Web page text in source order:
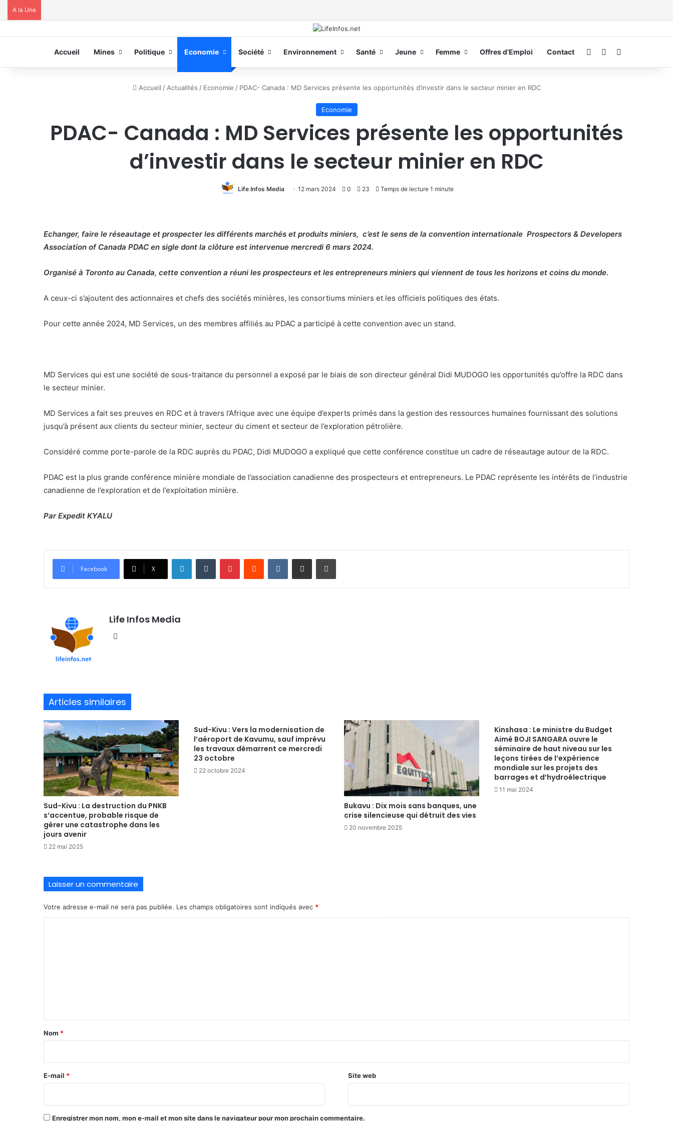
A la Une
Accueil Mines Politique Economie Société Environnement Santé Jeune Femme Offres d’Emploi Contact ConnexionSwitch skin
Accueil / Actualités / Economie / PDAC- Canada : MD Services présente les opportunités d’investir dans le secteur minier en RDC
Economie
PDAC- Canada : MD Services présente les opportunités
d’investir dans le secteur minier en RDC
Life Infos Media 12 mars 2024 0 23 Temps de lecture 1 minute
Echanger, faire le réseautage et prospecter les différents marchés et produits miniers, c’est le sens de la convention internationale Prospectors & Developers
Association of Canada PDAC en sigle dont la clôture est intervenue mercredi 6 mars 2024.
Organisé à Toronto au Canada, cette convention a réuni les prospecteurs et les entrepreneurs miniers qui viennent de tous les horizons et coins du monde.
A ceux-ci s’ajoutent des actionnaires et chefs des sociétés minières, les consortiums miniers et les officiels politiques des états.
Pour cette année 2024, MD Services, un des membres affiliés au PDAC a participé à cette convention avec un stand.
MD Services qui est une société de sous-traitance du personnel a exposé par le biais de son directeur général Didi MUDOGO les opportunités qu’offre la RDC dans
le secteur minier.
MD Services a fait ses preuves en RDC et à travers l’Afrique avec une équipe d’experts primés dans la gestion des ressources humaines fournissant des solutions
jusqu’à présent aux clients du secteur minier, secteur du ciment et secteur de l’exploration pétrolière.
Considéré comme porte-parole de la RDC auprès du PDAC, Didi MUDOGO a expliqué que cette conférence constitue un cadre de réseautage autour de la RDC.
PDAC est la plus grande conférence minière mondiale de l’association canadienne des prospecteurs et entrepreneurs. Le PDAC représente les intérêts de l’industrie
canadienne de l’exploration et de l’exploitation minière.
Par Expedit KYALU
Facebook X
Life Infos Media
Articles similaires
Sud-Kivu : La destruction du PNKB
s’accentue, probable risque de
gérer une catastrophe dans les
jours avenir
22 mai 2025
Sud-Kivu : Vers la modernisation de
l’aéroport de Kavumu, sauf imprévu
les travaux démarrent ce mercredi
23 octobre
22 octobre 2024
Bukavu : Dix mois sans banques, une
crise silencieuse qui détruit des vies
20 novembre 2025
Kinshasa : Le ministre du Budget
Aimé BOJI SANGARA ouvre le
séminaire de haut niveau sur les
leçons tirées de l’expérience
mondiale sur les projets des
barrages et d’hydroélectrique
11 mai 2024
Laisser un commentaire
Votre adresse e-mail ne sera pas publiée. Les champs obligatoires sont indiqués avec *
a
e
Nom *
E-mail * Site web
Enregistrer mon nom, mon e-mail et mon site dans le navigateur pour mon prochain commentaire.